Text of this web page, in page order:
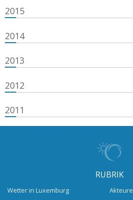
2015
2014
2013
2012
2011
RUBRIK
Wetter in Luxemburg
Akteure